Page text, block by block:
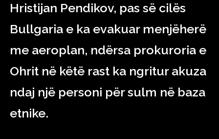
Hristijan Pendikov, pas së cilës
Bullgaria e ka evakuar menjëherë
me aeroplan, ndërsa prokuroria e
Ohrit në këtë rast ka ngritur akuza
ndaj një personi për sulm në baza
etnike.